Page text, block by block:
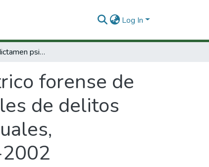
Log In
Valoración del dictamen psiquiátrico forense de perturbación psíquica en los procesos judiciales de delitos contra la libertad, integridad y formación sexuales, Barranquilla, Bucaramanga y Bogotá, 20012-2002
forense de
de delitos